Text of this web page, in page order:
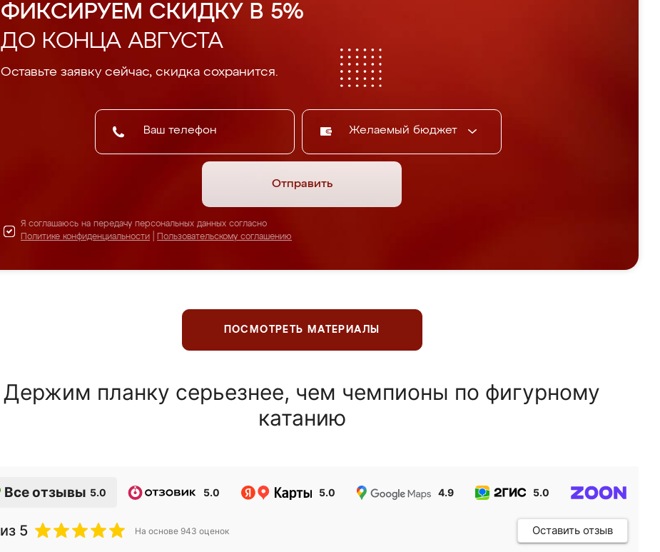
ФИКСИРУЕМ СКИДКУ В 5%
ДО КОНЦА АВГУСТА
Оставьте заявку сейчас, скидка сохранится.
Желаемый бюджет
Отправить
Я соглашаюсь на передачу персональных данных согласно
Политике конфиденциальности
Пользовательскому соглашению
ПОСМОТРЕТЬ МАТЕРИАЛЫ
Держим планку серьезнее, чем чемпионы по фигурному
катанию
Все отзывы 5.0 5.0 5.0 4.9 5.0
из 5 На основе 943 оценок Оставить отзыв